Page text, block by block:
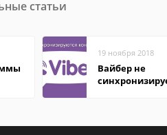
статьи
19 ноября 2018
Вайбер не